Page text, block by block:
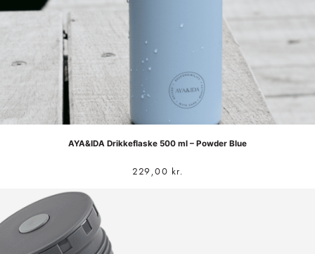
AYA&IDA Drikkeflaske 500 ml – Powder Blue
229,00 kr.